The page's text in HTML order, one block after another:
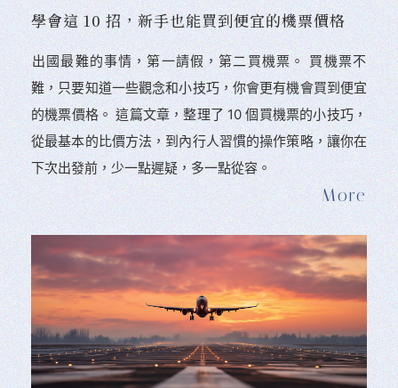
學會這 10 招，新手也能買到便宜的機票價格
󠀠出國最難的事情，第一請假，第二買機票。 󠀠買機票不
難，只要知道一些觀念和小技巧，你會更有機會買到便宜
的機票價格。 這篇文章，整理了 10 個買機票的小技巧，
從最基本的比價方法，到內行人習慣的操作策略，讓你在
下次出發前，少一點遲疑，多一點從容。